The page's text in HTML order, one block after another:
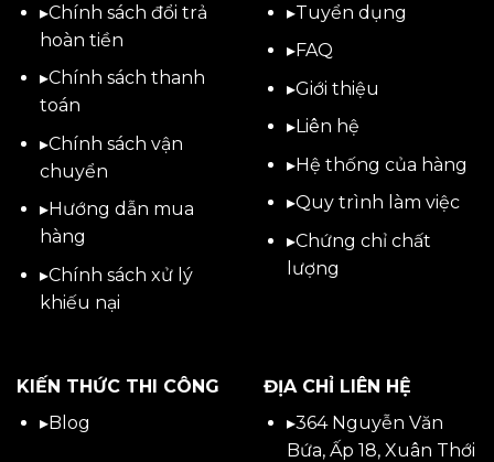
▸Chính sách đổi trả
hoàn tiền
▸Chính sách thanh
toán
▸Chính sách vận
chuyển
▸Hướng dẫn mua
hàng
▸Chính sách xử lý
khiếu nại
▸Tuyển dụng
▸FAQ
▸Giới thiệu
▸Liên hệ
▸Hệ thống của hàng
▸Quy trình làm việc
▸Chứng chỉ chất
lượng
KIẾN THỨC THI CÔNG
▸Blog
ĐỊA CHỈ LIÊN HỆ
▸364 Nguyễn Văn
Bứa, Ấp 18, Xuân Thới